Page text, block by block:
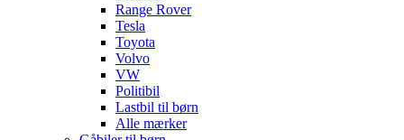
Range Rover
Tesla
Toyota
Volvo
VW
Politibil
Lastbil til børn
Alle mærker